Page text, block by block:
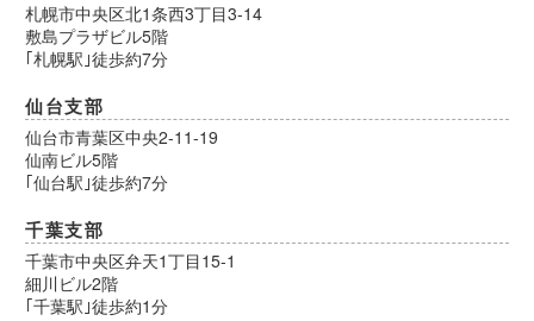
札幌市中央区北1条西3丁目3-14
敷島プラザビル5階
｢札幌駅｣徒歩約7分
仙台支部
仙台市青葉区中央2-11-19
仙南ビル5階
｢仙台駅｣徒歩約7分
千葉支部
千葉市中央区弁天1丁目15-1
細川ビル2階
｢千葉駅｣徒歩約1分